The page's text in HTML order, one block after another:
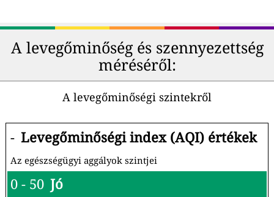
A levegőminőség és szennyezettség
méréséről:
A levegőminőségi szintekről
- Levegőminőségi index (AQI) értékek
Az egészségügyi aggályok szintjei
0 - 50 Jó